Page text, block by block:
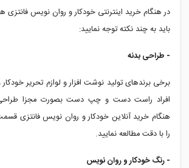
در هنگام خرید اینترنتی خودکار و روان نویس فانتزی
باید به چند نکته توجه نمایید:
- طراحی بدنه
برخی برندهای تولید نوشت افزار و لوازم تحریر
افراد راست دست و چپ دست بصورت مجزا
هنگام خرید آنلاین خودکار و روان نویس فانتزی
را با دقت مطالعه نمایید.
- رنگ خودکار و روان نویس